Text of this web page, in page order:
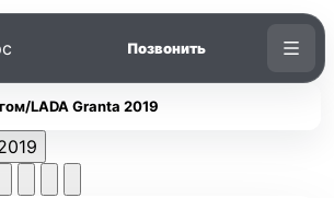
/LADA Granta 2019